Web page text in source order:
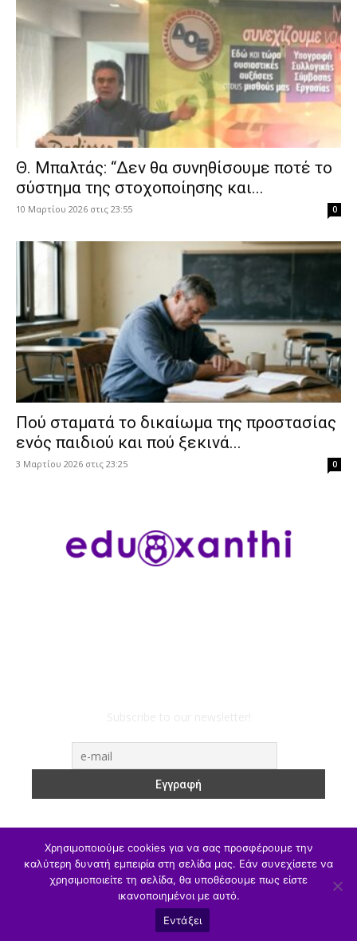
Θ. Μπαλτάς: “Δεν θα συνηθίσουμε ποτέ το
σύστημα της στοχοποίησης και...
10 Μαρτίου 2026 στις 23:55 0
Πού σταματά το δικαίωμα της προστασίας
ενός παιδιού και πού ξεκινά...
3 Μαρτίου 2026 στις 23:25 0
ΥΠΑΙΘΑ Υπηρεσιακά Α/θμια Β/θμια
Γ/θμια
Θέσεις Εργασίας
Αθλητισμός
© eduXanthi2022
Χρησιμοποιούμε cookies για να σας προσφέρουμε την
καλύτερη δυνατή εμπειρία στη σελίδα μας. Εάν συνεχίσετε να
χρησιμοποιείτε τη σελίδα, θα υποθέσουμε πως είστε
ικανοποιημένοι με αυτό.
Εντάξει